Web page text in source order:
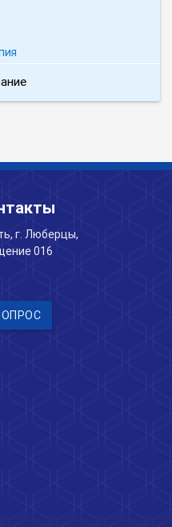
г. Люберцы,
016